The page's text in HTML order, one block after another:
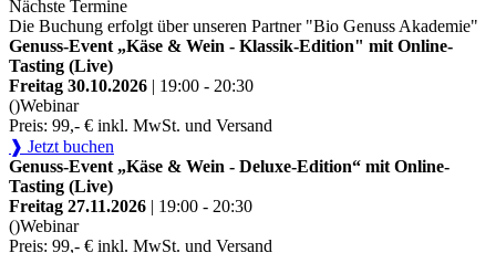
Nächste Termine
Die Buchung erfolgt über unseren Partner "Bio Genuss Akademie"
Genuss-Event „Käse & Wein - Klassik-Edition" mit Online-
Tasting (Live)
Freitag 30.10.2026 | 19:00 - 20:30
()Webinar
Preis: 99,- € inkl. MwSt. und Versand
❱ Jetzt buchen
Genuss-Event „Käse & Wein - Deluxe-Edition“ mit Online-
Tasting (Live)
Freitag 27.11.2026 | 19:00 - 20:30
()Webinar
Preis: 99,- € inkl. MwSt. und Versand